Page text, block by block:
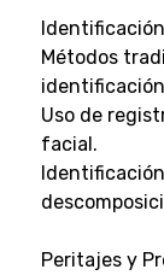
Métodos
Uso de
facial.
Peritajes y